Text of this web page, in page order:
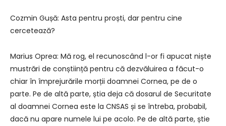
Cozmin Gușă: Asta pentru proști, dar pentru cine
cercetează?
Marius Oprea: Mă rog, el recunoscând l-or fi apucat niște
mustrări de conștiință pentru că dezvăluirea a făcut-o
chiar în împrejurările morții doamnei Cornea, pe de o
parte. Pe de altă parte, știa deja că dosarul de Securitate
al doamnei Cornea este la CNSAS și se întreba, probabil,
dacă nu apare numele lui pe acolo. Pe de altă parte, știe